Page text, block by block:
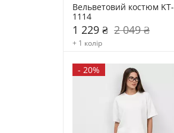
Вельветовий костюм KT-
1114
1 229 ₴ 2 049 ₴
+ 1 колір
- 20%